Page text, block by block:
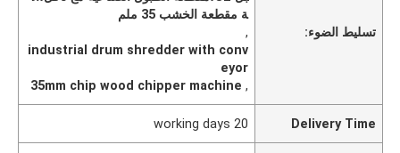
تسليط الضوء:
ة مقطعة الخشب 35 ملم
,
industrial drum shredder with conv
eyor
,
35mm chip wood chipper machine
Delivery Time
20 working days